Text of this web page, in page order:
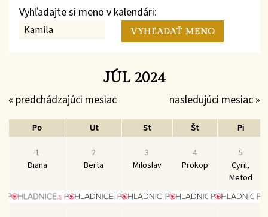
Vyhľadajte si meno v kalendári:
JÚL 2024
« predchádzajúci mesiac nasledujúci mesiac »
Po Ut St Št
Pi
1
Diana
2
Berta
3
Miloslav
4
Prokop
5
Cyril,
Metod